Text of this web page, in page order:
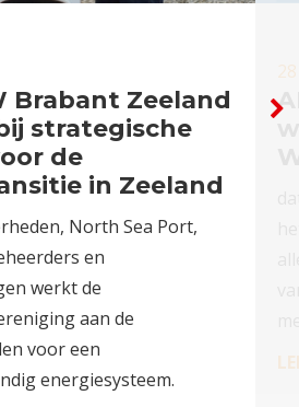
Brabant Zeeland
strategische
de
in Zeeland
North Sea Port,
en
werkt de
aan de
voor een
energiesysteem.